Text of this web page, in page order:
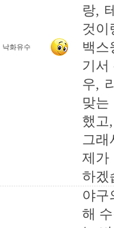
낙화유수
랑,
것이
백스
기서
우,
맞는
했고
그래
제가
하겠
야구
해